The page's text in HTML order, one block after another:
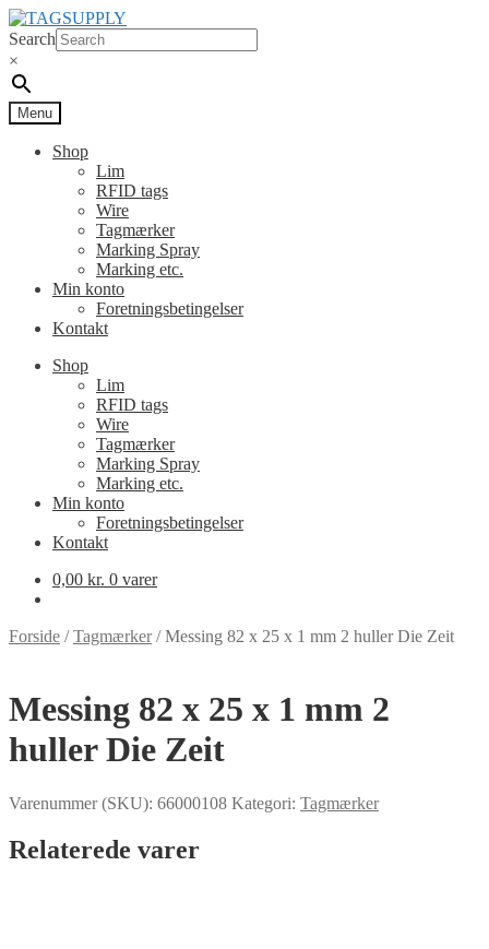
Spring
til
navigation
Spring
til
indhold
Search
×
Menu
Shop
Lim
RFID tags
Wire
Tagmærker
Marking Spray
Marking etc.
Min konto
Foretningsbetingelser
Kontakt
Shop
Lim
RFID tags
Wire
Tagmærker
Marking Spray
Marking etc.
Min konto
Foretningsbetingelser
Kontakt
0,00 kr. 0 varer
Forside /Tagmærker/Messing 82 x 25 x 1 mm 2 huller Die Zeit
Messing 82 x 25 x 1 mm 2
huller Die Zeit
Varenummer (SKU): 66000108 Kategori: Tagmærker
Relaterede varer